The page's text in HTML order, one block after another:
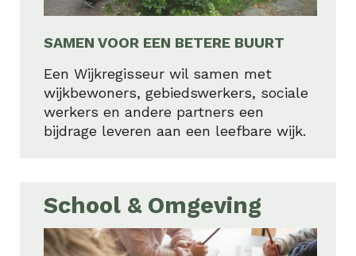
SAMEN VOOR EEN BETERE BUURT
Een Wijkregisseur wil samen met
wijkbewoners, gebiedswerkers, sociale
werkers en andere partners een
bijdrage leveren aan een leefbare wijk.
School & Omgeving